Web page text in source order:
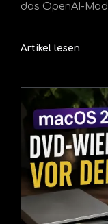
das OpenAI-
Artikel lesen